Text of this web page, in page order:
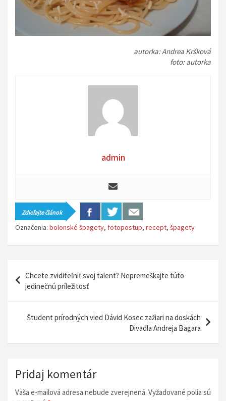
autorka: Andrea Kršková
foto: autorka
admin
Zdieľajte článok
Označenia: bolonské špagety, fotopostup, recept, špagety
v
á
Chcete zviditeľniť svoj talent? Nepremeškajte túto
jedinečnú príležitosť
Študent prírodných vied Dávid Kosec zažiari na doskách
Divadla Andreja Bagara
Pridaj komentár
Vaša e-mailová adresa nebude zverejnená. Vyžadované polia sú